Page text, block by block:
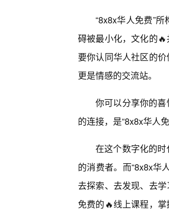
“8x8x华人免费”
碍被最小化，文化的
要你认同华人社区的
更是情感的交流站。
你可以分享你的
的连接，是“8x8x华人
在这个数字化的
的消费者。而“8x8x华
去探索、去发现、去
免费的🔥线上课程，